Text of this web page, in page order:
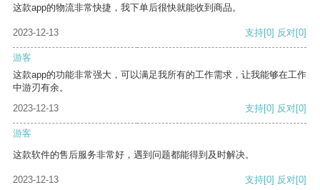
这款app的物流非常快捷，我下单后很快就能收到商品。
2023-12-13 支持[0] 反对[0]
游客
这款app的功能非常强大，可以满足我所有的工作需求，让我能够在工作
中游刃有余。
2023-12-13
支持[0] 反对[0]
游客
这款软件的售后服务非常好，遇到问题都能得到及时解决。
2023-12-13 支持[0] 反对[0]